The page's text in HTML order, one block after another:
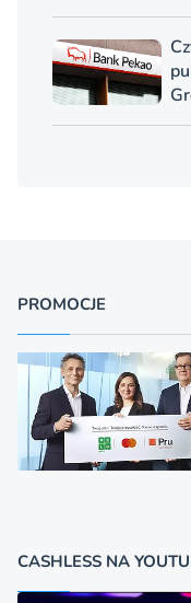
PROMOCJE
CASHLESS NA